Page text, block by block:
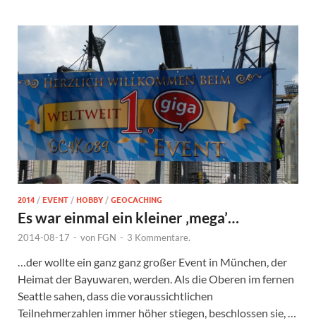
2014 /EVENT /HOBBY /GEOCACHING
Es war einmal ein kleiner ‚mega’…
2014-08-17 - von FGN - 3 Kommentare.
…der wollte ein ganz ganz großer Event in München, der
Heimat der Bayuwaren, werden. Als die Oberen im fernen
Seattle sahen, dass die voraussichtlichen
Teilnehmerzahlen immer höher stiegen, beschlossen sie, …